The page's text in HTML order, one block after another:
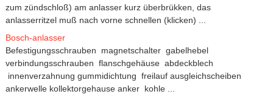
zum zündschloß) am anlasser kurz überbrükken, das
anlasserritzel muß nach vorne schnellen (klicken) ...
Bosch-anlasser
Befestigungsschrauben magnetschalter gabelhebel
verbindungsschrauben flanschgehäuse abdeckblech
innenverzahnung gummidichtung freilauf ausgleichscheiben
ankerwelle kollektorgehause anker kohle ...